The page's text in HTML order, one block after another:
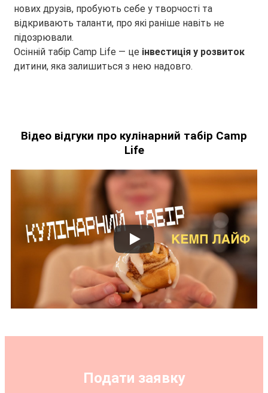
нових друзів, пробують себе у творчості та
відкривають таланти, про які раніше навіть не
підозрювали.
Осінній табір Camp Life — це інвестиція у розвиток
дитини, яка залишиться з нею надовго.
Відео відгуки про кулінарний табір Camp
Life
Подати заявку